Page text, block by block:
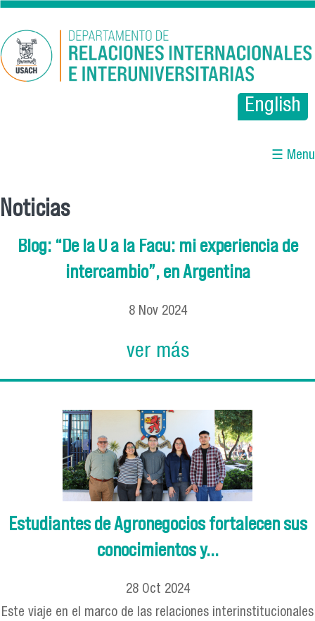
Pasar al contenido principal
English
☰ Menu
Noticias
Blog: “De la U a la Facu: mi experiencia de
intercambio”, en Argentina
8 Nov 2024
ver más
Estudiantes de Agronegocios fortalecen sus
conocimientos y...
28 Oct 2024
Este viaje en el marco de las relaciones interinstitucionales